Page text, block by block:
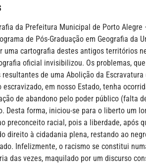
da Prefeitura Municipal de Porto
de Pós-Graduação em Geografia da
uma cartografia destes antigos territórios
oficial invisibilizou. Os problemas,
de uma Abolição da
em nosso Estado, tenha
de abandono pelo poder público (falta
Desta forma, iniciou-se para o liberto um
preconceito racial, pois a liberdade, após
direito à cidadania plena, restando ao
Infelizmente, o racismo se constitui
das vezes, maquilado por um discurso